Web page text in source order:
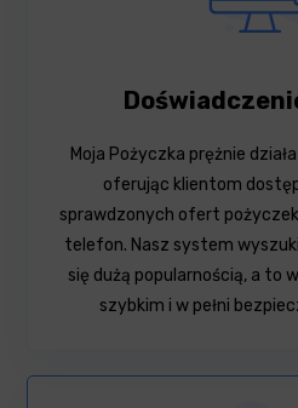
Moja Pożyczka prężnie
oferując klientom
sprawdzonych ofert
telefon. Nasz system
się dużą popularnością, a to
szybkim i w pełni